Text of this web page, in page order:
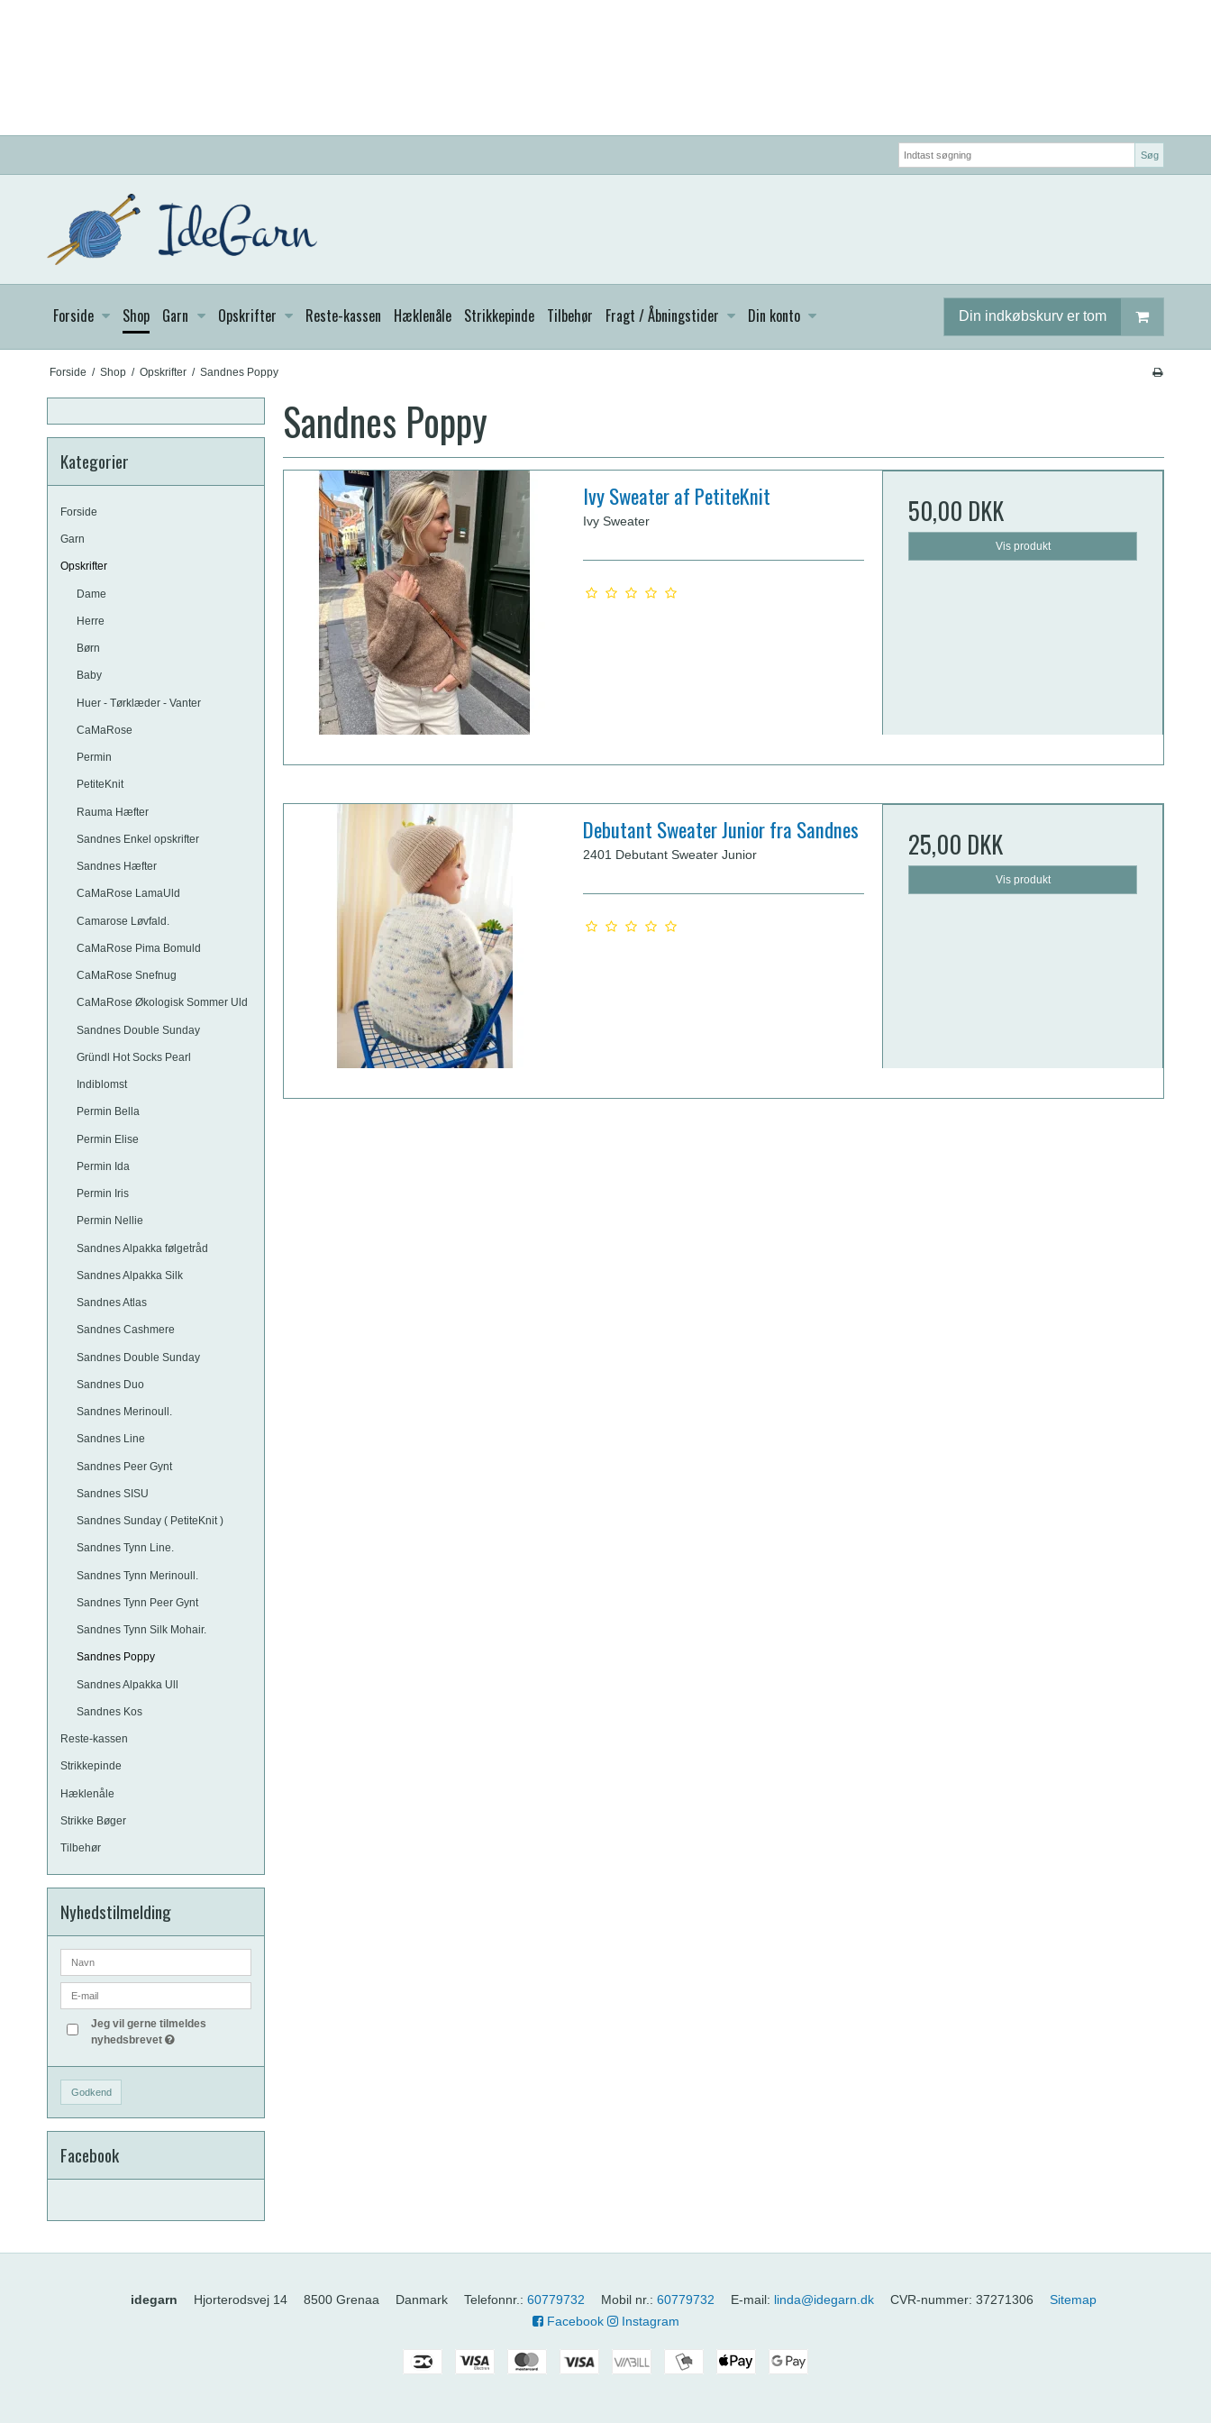
Søg
Forside Shop Garn Opskrifter Reste-kassen Hæklenåle Strikkepinde Tilbehør Fragt / Åbningstider Din konto Din indkøbskurv er tom
Forside / Shop / Opskrifter / Sandnes Poppy
Kategorier
Forside
Garn
Opskrifter
Dame
Herre
Børn
Baby
Huer - Tørklæder - Vanter
CaMaRose
Permin
PetiteKnit
Rauma Hæfter
Sandnes Enkel opskrifter
Sandnes Hæfter
CaMaRose LamaUld
Camarose Løvfald.
CaMaRose Pima Bomuld
CaMaRose Snefnug
CaMaRose Økologisk Sommer Uld
Sandnes Double Sunday
Gründl Hot Socks Pearl
Indiblomst
Permin Bella
Permin Elise
Permin Ida
Permin Iris
Permin Nellie
Sandnes Alpakka følgetråd
Sandnes Alpakka Silk
Sandnes Atlas
Sandnes Cashmere
Sandnes Double Sunday
Sandnes Duo
Sandnes Merinoull.
Sandnes Line
Sandnes Peer Gynt
Sandnes SISU
Sandnes Sunday ( PetiteKnit )
Sandnes Tynn Line.
Sandnes Tynn Merinoull.
Sandnes Tynn Peer Gynt
Sandnes Tynn Silk Mohair.
Sandnes Poppy
Sandnes Alpakka Ull
Sandnes Kos
Reste-kassen
Strikkepinde
Hæklenåle
Strikke Bøger
Tilbehør
Nyhedstilmelding
Jeg vil gerne tilmeldes
nyhedsbrevet
Godkend
Facebook
Sandnes Poppy
Ivy Sweater af PetiteKnit
Ivy Sweater 50,00 DKK
Vis produkt
Debutant Sweater Junior fra Sandnes
2401 Debutant Sweater Junior 25,00 DKK
Vis produkt
idegarn Hjorterodsvej 14 8500 Grenaa Danmark Telefonnr. : 60779732 Mobil nr. : 60779732 E-mail: linda@idegarn.dk CVR-nummer: 37271306
Sitemap
Facebook
Instagram